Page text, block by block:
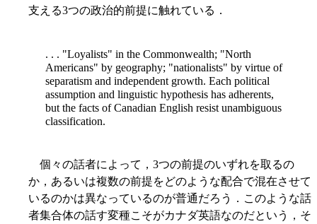
支える3つの政治的前提に触れている．
. . . "Loyalists" in the Commonwealth; "North
Americans" by geography; "nationalists" by virtue of
separatism and independent growth. Each political
assumption and linguistic hypothesis has adherents,
but the facts of Canadian English resist unambiguous
classification.
個々の話者によって，3つの前提のいずれを取るの
か，あるいは複数の前提をどのような配合で混在させて
いるのかは異なっているのが普通だろう．このような話
者集合体の話す変種こそがカナダ英語なのだという，そ